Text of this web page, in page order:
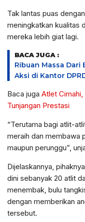
Tak lantas puas
meningkatkan kualitas
mereka lebih giat lagi.
BACA JUGA :
Ribuan Massa Dari
Aksi di Kantor
Baca juga Atlet
Tunjangan Prestasi
“Terutama bagi atlit-
meraih dan membawa
maupun perunggu”,
Dijelaskannya,
dini sebanyak 20 atlit
menembak, bulu
dengan memberikan
tersebut.